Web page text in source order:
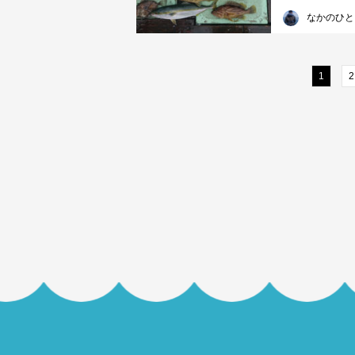
なかのひと
1 2